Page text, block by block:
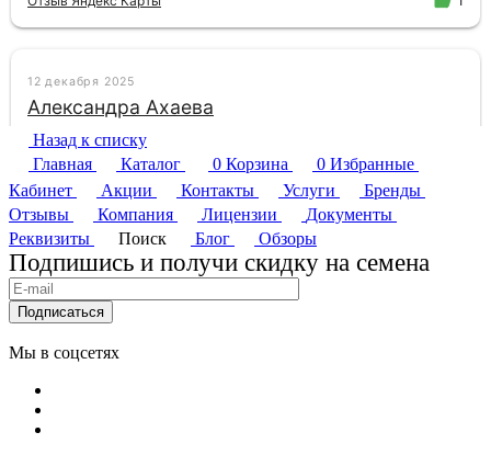
Назад к списку
Главная
Каталог 0 Корзина 0 Избранные
Кабинет
Акции Контакты Услуги
Бренды
Отзывы
Компания Лицензии
Документы
Реквизиты
Поиск Блог Обзоры
Подпишись и получи скидку на семена
Подписаться
Мы в соцсетях